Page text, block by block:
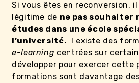
Si vous êtes en reconversion,
légitime de ne pas souhaiter
études dans une école
l’université. Il existe des
e-learning centrées sur
développer pour exercer cette
formations sont davantage